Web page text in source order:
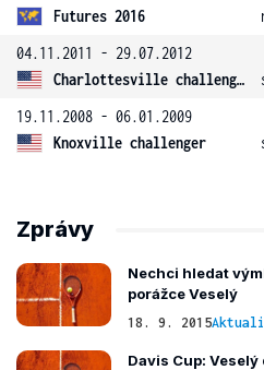
Futures 2016
04.11.2011 - 29.07.2012
Charlottesville challenger
19.11.2008 - 06.01.2009
Knoxville challenger
Zprávy
Nechci hledat
porážce Veselý
18. 9. 2015
Davis Cup: